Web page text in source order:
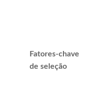
Fatores-chave
de seleção